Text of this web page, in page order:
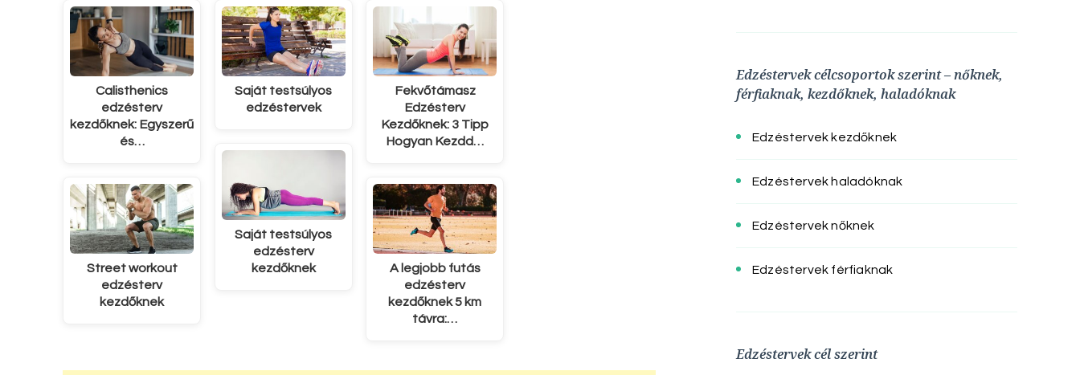
Calisthenics
edzésterv
kezdőknek: Egyszerű
és…
Street workout
edzésterv
kezdőknek
Saját testsúlyos
edzéstervek
Saját testsúlyos
edzésterv
kezdőknek
Fekvőtámasz
Edzésterv
Kezdőknek: 3 Tipp
Hogyan Kezdd…
A legjobb futás
edzésterv
kezdőknek 5 km
távra:…
Edzéstervek célcsoportok szerint – nőknek,
férfiaknak, kezdőknek, haladóknak
Edzéstervek kezdőknek
Edzéstervek haladóknak
Edzéstervek nőknek
Edzéstervek férfiaknak
Edzéstervek cél szerint